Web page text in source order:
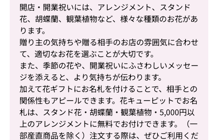
開店・開業祝いには、アレンジメント、スタンド
花、胡蝶蘭、観葉植物など、様々な種類のお花があ
ります。
贈り主の気持ちや贈る相手のお店の雰囲気に合わせ
て、適切なお花を選ぶことが大切です。
また、季節の花や、開業祝いにふさわしいメッセー
ジを添えると、より気持ちが伝わります。
加えて花ギフトにお名札を付けることで、相手との
関係性もアピールできます。花キューピットでお名
札は、スタンド花・胡蝶蘭・観葉植物・5,000円以
上のアレンジメントに無料でお付けできます。（一
部産直商品を除く）注文する際は、ぜひご利用くだ